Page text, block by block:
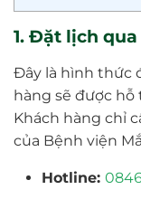
1. Đặt lịch
Đây là hình thức
hàng sẽ được
Khách hàng chỉ
của Bệnh viện
Hotline: